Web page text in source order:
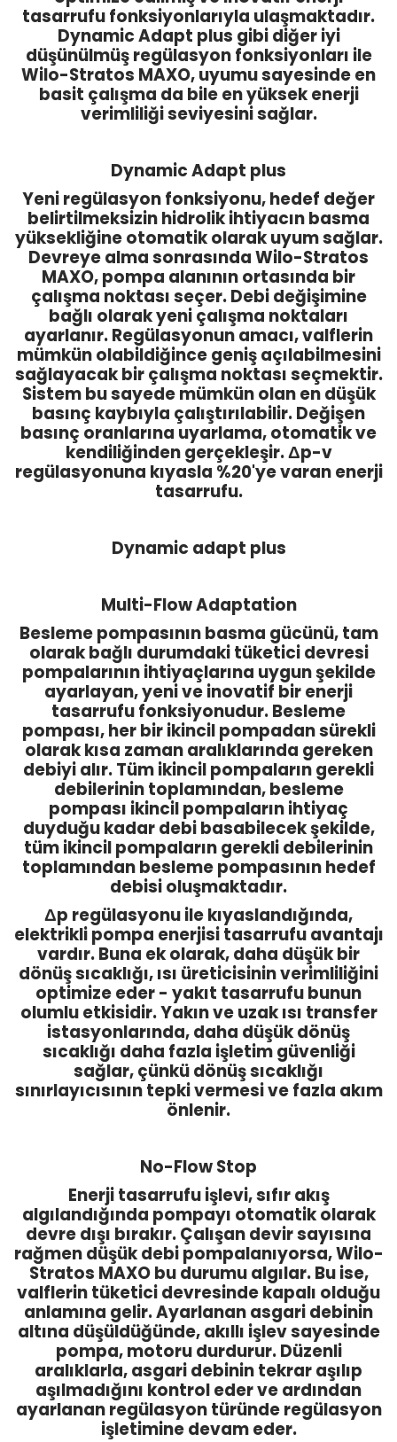
tasarrufu fonksiyonlarıyla ulaşmaktadır.
Dynamic Adapt plus gibi diğer iyi
düşünülmüş regülasyon fonksiyonları ile
Wilo-Stratos MAXO, uyumu sayesinde en
basit çalışma da bile en yüksek enerji
verimliliği seviyesini sağlar.
Dynamic Adapt plus
Yeni regülasyon fonksiyonu, hedef değer
belirtilmeksizin hidrolik ihtiyacın basma
yüksekliğine otomatik olarak uyum sağlar.
Devreye alma sonrasında Wilo-Stratos
MAXO, pompa alanının ortasında bir
çalışma noktası seçer. Debi değişimine
bağlı olarak yeni çalışma noktaları
ayarlanır. Regülasyonun amacı, valflerin
mümkün olabildiğince geniş açılabilmesini
sağlayacak bir çalışma noktası seçmektir.
Sistem bu sayede mümkün olan en düşük
basınç kaybıyla çalıştırılabilir. Değişen
basınç oranlarına uyarlama, otomatik ve
kendiliğinden gerçekleşir. Δp-v
regülasyonuna kıyasla %20'ye varan enerji
tasarrufu.
Dynamic adapt plus
Multi-Flow Adaptation
Besleme pompasının basma gücünü, tam
olarak bağlı durumdaki tüketici devresi
pompalarının ihtiyaçlarına uygun şekilde
ayarlayan, yeni ve inovatif bir enerji
tasarrufu fonksiyonudur. Besleme
pompası, her bir ikincil pompadan sürekli
olarak kısa zaman aralıklarında gereken
debiyi alır. Tüm ikincil pompaların gerekli
debilerinin toplamından, besleme
pompası ikincil pompaların ihtiyaç
duyduğu kadar debi basabilecek şekilde,
tüm ikincil pompaların gerekli debilerinin
toplamından besleme pompasının hedef
debisi oluşmaktadır.
Δp regülasyonu ile kıyaslandığında,
elektrikli pompa enerjisi tasarrufu avantajı
vardır. Buna ek olarak, daha düşük bir
dönüş sıcaklığı, ısı üreticisinin verimliliğini
optimize eder - yakıt tasarrufu bunun
olumlu etkisidir. Yakın ve uzak ısı transfer
istasyonlarında, daha düşük dönüş
sıcaklığı daha fazla işletim güvenliği
sağlar, çünkü dönüş sıcaklığı
sınırlayıcısının tepki vermesi ve fazla akım
önlenir.
No-Flow Stop
Enerji tasarrufu işlevi, sıfır akış
algılandığında pompayı otomatik olarak
devre dışı bırakır. Çalışan devir sayısına
rağmen düşük debi pompalanıyorsa, Wilo-
Stratos MAXO bu durumu algılar. Bu ise,
valflerin tüketici devresinde kapalı olduğu
anlamına gelir. Ayarlanan asgari debinin
altına düşüldüğünde, akıllı işlev sayesinde
pompa, motoru durdurur. Düzenli
aralıklarla, asgari debinin tekrar aşılıp
aşılmadığını kontrol eder ve ardından
ayarlanan regülasyon türünde regülasyon
işletimine devam eder.